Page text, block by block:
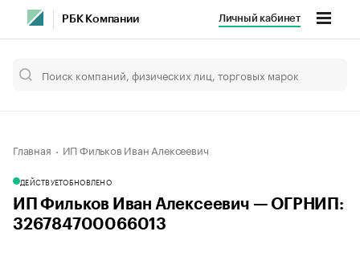
РБК Компании Личный кабинет
Главная ИП Фильков Иван Алексеевич
ДЕЙСТВУЕТОБНОВЛЕНО
ИП Фильков Иван Алексеевич — ОГРНИП:
326784700066013